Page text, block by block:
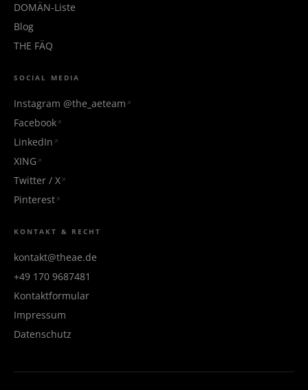
DOMÄN-Liste
Blog
THE FÄQ
SOCIAL MEDIA
Instagram @the_aeteam
Facebook
LinkedIn
XING
Twitter / X
Pinterest
KONTAKT & RECHT
kontakt@theae.de
+49 170 9687481
Kontaktformular
Impressum
Datenschutz